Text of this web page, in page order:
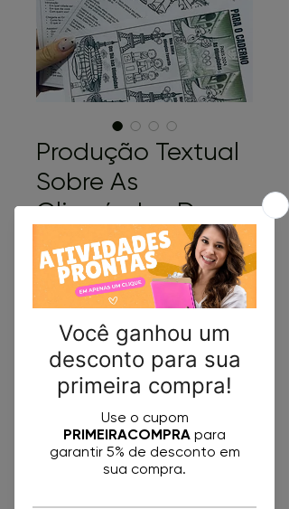
Produção Textual
Sobre As
Olimpíadas De
Paris
R$ 5,00Preço
Comprar
O arquivo inclui:
Capa para Colorir: Uma bela
capa temática das Olimpíadas
de Paris para as crianças
colorirem e personalizarem.